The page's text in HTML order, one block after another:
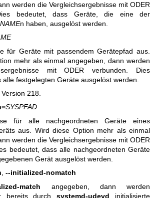
werden die Vergleichsergebnisse mit ODER
bedeutet, dass Geräte, die eine der
NAMEn haben, ausgelöst werden.
für Geräte mit passendem Gerätepfad aus.
mehr als einmal angegeben, dann werden
mit ODER verbunden. Dies
alle festgelegten Geräte ausgelöst werden.
218.
SYSPFAD
für alle nachgeordneten Geräte eines
aus. Wird diese Option mehr als einmal
werden die Vergleichsergebnisse mit ODER
bedeutet, dass alle nachgeordneten Geräte
Gerät ausgelöst werden.
--initialized-nomatch
match angegeben, dann werden
bereits durchsystemd-udevd initialisierte